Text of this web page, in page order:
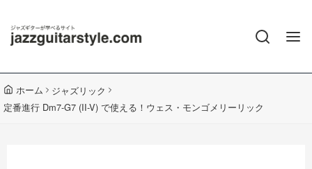
ホーム
ジャズリック
定番進行 Dm7-G7 (II-V) で使える！ウェス・モンゴメリーリック